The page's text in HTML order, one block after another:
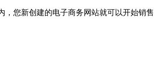
您新创建的电子商务网站就可以开始销售